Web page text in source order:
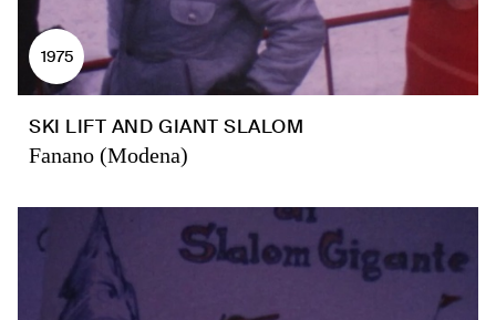
1975
SKI LIFT AND GIANT SLALOM
Fanano (Modena)